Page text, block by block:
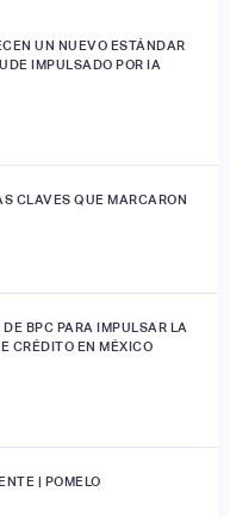
UN NUEVO ESTÁNDAR
IMPULSADO POR IA
CLAVES QUE MARCARON
BPC PARA IMPULSAR LA
CRÉDITO EN MÉXICO
| POMELO